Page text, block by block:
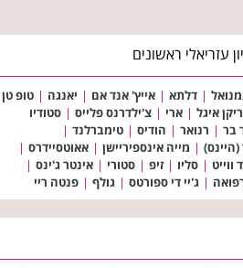
עזריאלי ראשונים
| דלתא | אייץ' אנד אם | יאנגה | טופ טן
איגל | ארי | צ'ילדרנס פלייס | סטודיו
בר | רנואר | הודיס | טימברלנד |
(היינס) | מייה אינספיריישן | אאוטסיידרס |
| סליו | זיפ | סטורי | אינטר ג'ינס |
| ג'יי די ספורטס | גולף | פנטה ריי